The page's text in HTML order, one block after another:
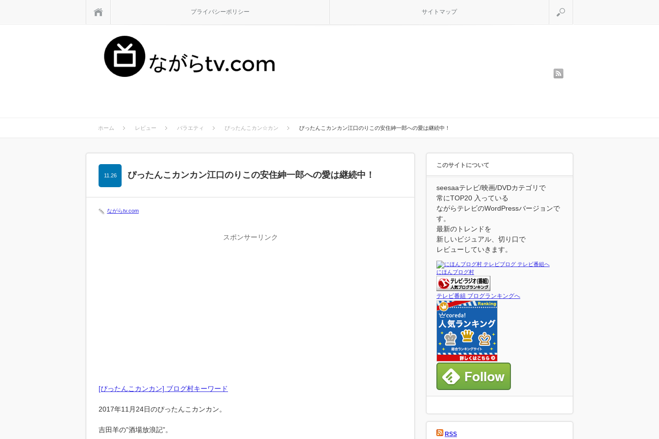
プライバシーポリシー サイトマップ
ホーム レビュー バラエティ ぴったんこカン☆カン ぴったんこカンカン江口のりこの安住紳一郎への愛は継続中！
ぴったんこカンカン江口のりこの安住紳一郎への愛は継続中！
11.26
ながらtv.com
スポンサーリンク
[ぴったんこカンカン] ブログ村キーワード
2017年11月24日のぴったんこカンカン。
吉田羊の”酒場放浪記”。
このサイトについて
seesaaテレビ/映画/DVDカテゴリで
常にTOP20 入っている
ながらテレビのWordPressバージョンで
す。
最新のトレンドを
新しいビジュアル、切り口で
レビューしていきます。
にほんブログ村
テレビ番組 ブログランキングへ
RSS